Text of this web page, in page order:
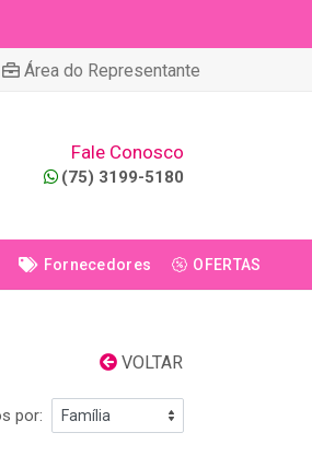
Área do Representante
Fale Conosco
(75) 3199-5180
Fornecedores OFERTAS
VOLTAR
por: